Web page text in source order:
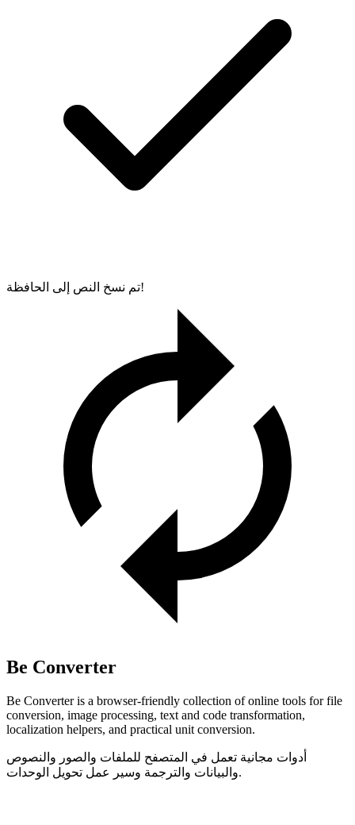
تم نسخ النص إلى الحافظة!
Be Converter
Be Converter is a browser-friendly collection of online tools for file
conversion, image processing, text and code transformation,
localization helpers, and practical unit conversion.
أدوات مجانية تعمل في المتصفح للملفات والصور والنصوص
والبيانات والترجمة وسير عمل تحويل الوحدات.